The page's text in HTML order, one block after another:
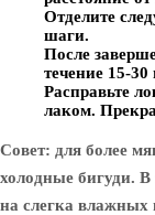
Отделите
шаги.
После
течение 15-
Расправьте
лаком.
Совет: для более
холодные бигуди. В
на слегка влажных